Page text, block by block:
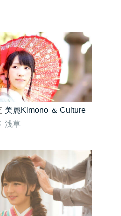
美麗Kimono ＆ Culture
浅草